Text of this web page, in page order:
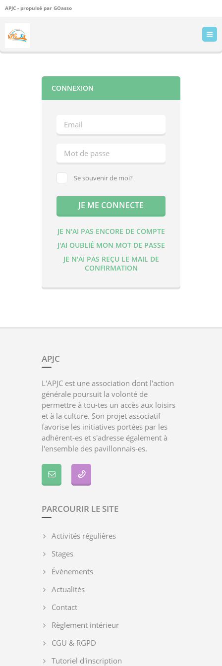
APJC - propulsé par GOasso
CONNEXION
Se souvenir de moi?
JE N'AI PAS ENCORE DE COMPTE
J'AI OUBLIÉ MON MOT DE PASSE
JE N'AI PAS REÇU LE MAIL DE
CONFIRMATION
APJC
L'APJC est une association dont l'action
générale poursuit la volonté de
permettre à tou-tes un accès aux loisirs
et à la culture. Son projet associatif
favorise les initiatives portées par les
adhérent-es et s'adresse également à
l'ensemble des pavillonnais-es.
PARCOURIR LE SITE
Activités régulières
Stages
Évènements
Actualités
Contact
Règlement intérieur
CGU & RGPD
Tutoriel d'inscription